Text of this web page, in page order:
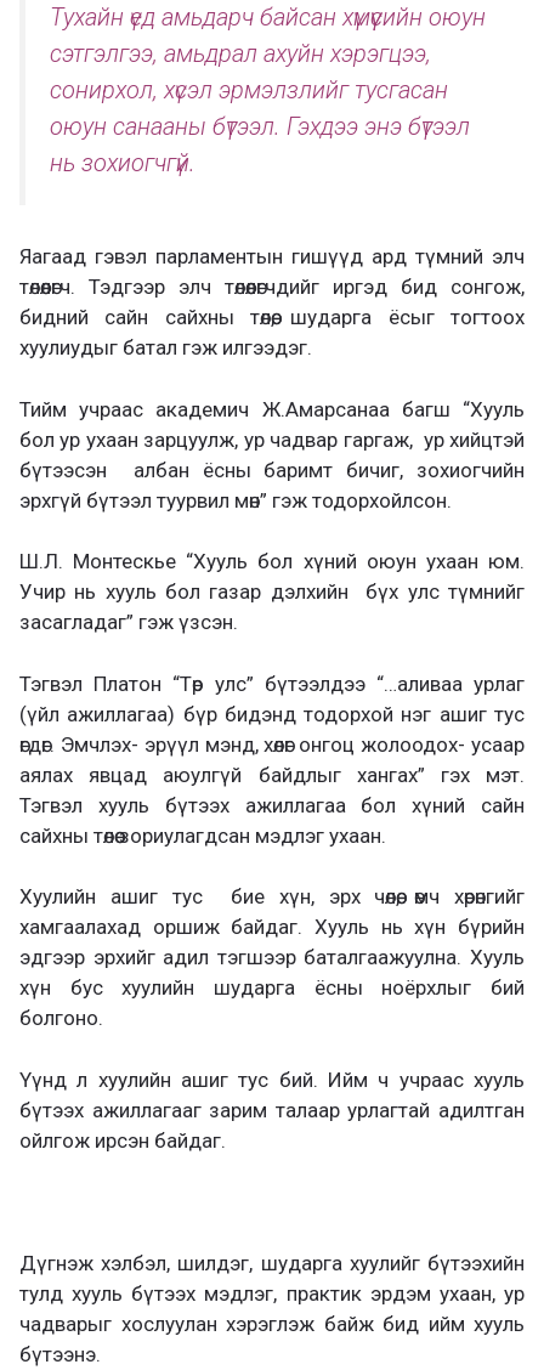
Тухайн үед амьдарч байсан хүмүүсийн оюун
сэтгэлгээ, амьдрал ахуйн хэрэгцээ,
сонирхол, хүсэл эрмэлзлийг тусгасан
оюун санааны бүтээл. Гэхдээ энэ бүтээл
нь зохиогчгүй.
Яагаад гэвэл парламентын гишүүд ард түмний элч
төлөөлөгч. Тэдгээр элч төлөөлөгчдийг иргэд бид сонгож,
бидний сайн сайхны төлөө, шударга ёсыг тогтоох
хуулиудыг батал гэж илгээдэг.
Тийм учраас академич Ж.Амарсанаа багш “Хууль
бол ур ухаан зарцуулж, ур чадвар гаргаж, ур хийцтэй
бүтээсэн албан ёсны баримт бичиг, зохиогчийн
эрхгүй бүтээл туурвил мөн” гэж тодорхойлсон.
Ш.Л. Монтескье “Хууль бол хүний оюун ухаан юм.
Учир нь хууль бол газар дэлхийн бүх улс түмнийг
засагладаг” гэж үзсэн.
Тэгвэл Платон “Төр улс” бүтээлдээ “…аливаа урлаг
(үйл ажиллагаа) бүр бидэнд тодорхой нэг ашиг тус
өгдөг. Эмчлэх- эрүүл мэнд, хөлөг онгоц жолоодох- усаар
аялах явцад аюулгүй байдлыг хангах” гэх мэт.
Тэгвэл хууль бүтээх ажиллагаа бол хүний сайн
сайхны төлөө зориулагдсан мэдлэг ухаан.
Хуулийн ашиг тус бие хүн, эрх чөлөө, өмч хөрөнгийг
хамгаалахад оршиж байдаг. Хууль нь хүн бүрийн
эдгээр эрхийг адил тэгшээр баталгаажуулна. Хууль
хүн бус хуулийн шударга ёсны ноёрхлыг бий
болгоно.
Үүнд л хуулийн ашиг тус бий. Ийм ч учраас хууль
бүтээх ажиллагааг зарим талаар урлагтай адилтган
ойлгож ирсэн байдаг.
Дүгнэж хэлбэл, шилдэг, шударга хуулийг бүтээхийн
тулд хууль бүтээх мэдлэг, практик эрдэм ухаан, ур
чадварыг хослуулан хэрэглэж байж бид ийм хууль
бүтээнэ.